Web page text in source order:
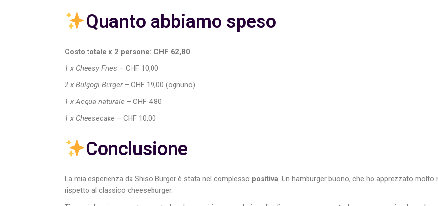
Quanto abbiamo speso
Costo totale x 2 persone: CHF 62,80
1 x Cheesy Fries – CHF 10,00
2 x Bulgogi Burger – CHF 19,00 (ognuno)
1 x Acqua naturale – CHF 4,80
1 x Cheesecake – CHF 10,00
Conclusione
La mia esperienza da Shiso Burger è stata nel complesso positiva. Un hamburger buono, che ho apprezzato
rispetto al classico cheeseburger.